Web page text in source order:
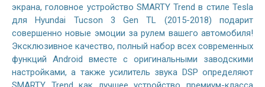
экрана, головное устройство SMARTY Trend в стиле Tesla
для Hyundai Tucson 3 Gen TL (2015-2018) подарит
совершенно новые эмоции за рулем вашего автомобиля!
Эксклюзивное качество, полный набор всех современных
функций Android вместе с оригинальными заводскими
настройками, а также усилитель звука DSP определяют